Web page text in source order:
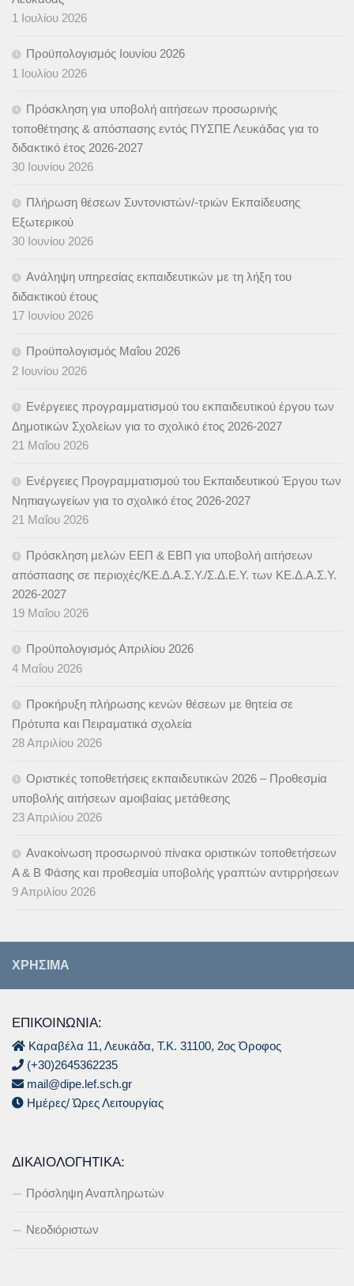
1 Ιουλίου 2026
Προϋπολογισμός Ιουνίου 2026
1 Ιουλίου 2026
Πρόσκληση για υποβολή αιτήσεων προσωρινής
τοποθέτησης & απόσπασης εντός ΠΥΣΠΕ Λευκάδας για το
διδακτικό έτος 2026-2027
30 Ιουνίου 2026
Πλήρωση θέσεων Συντονιστών/-τριών Εκπαίδευσης
Εξωτερικού
30 Ιουνίου 2026
Ανάληψη υπηρεσίας εκπαιδευτικών με τη λήξη του
διδακτικού έτους
17 Ιουνίου 2026
Προϋπολογισμός Μαΐου 2026
2 Ιουνίου 2026
Ενέργειες προγραμματισμού του εκπαιδευτικού έργου των
Δημοτικών Σχολείων για το σχολικό έτος 2026-2027
21 Μαΐου 2026
Ενέργειες Προγραμματισμού του Εκπαιδευτικού Έργου των
Νηπιαγωγείων για το σχολικό έτος 2026-2027
21 Μαΐου 2026
Πρόσκληση μελών ΕΕΠ & ΕΒΠ για υποβολή αιτήσεων
απόσπασης σε περιοχές/ΚΕ.Δ.Α.Σ.Υ./Σ.Δ.Ε.Υ. των ΚΕ.Δ.Α.Σ.Υ.
2026-2027
19 Μαΐου 2026
Προϋπολογισμός Απριλίου 2026
4 Μαΐου 2026
Προκήρυξη πλήρωσης κενών θέσεων με θητεία σε
Πρότυπα και Πειραματικά σχολεία
28 Απριλίου 2026
Οριστικές τοποθετήσεις εκπαιδευτικών 2026 – Προθεσμία
υποβολής αιτήσεων αμοιβαίας μετάθεσης
23 Απριλίου 2026
Ανακοίνωση προσωρινού πίνακα οριστικών τοποθετήσεων
Α & B Φάσης και προθεσμία υποβολής γραπτών αντιρρήσεων
9 Απριλίου 2026
ΧΡΉΣΙΜΑ
ΕΠΙΚΟΙΝΩΝΙΑ:
Καραβέλα 11, Λευκάδα, Τ.Κ. 31100, 2ος Όροφος
(+30)2645362235
mail@dipe.lef.sch.gr
Ημέρες/ Ώρες Λειτουργίας
ΔΙΚΑΙΟΛΟΓΗΤΙΚΆ:
Πρόσληψη Αναπληρωτών
Νεοδιόριστων